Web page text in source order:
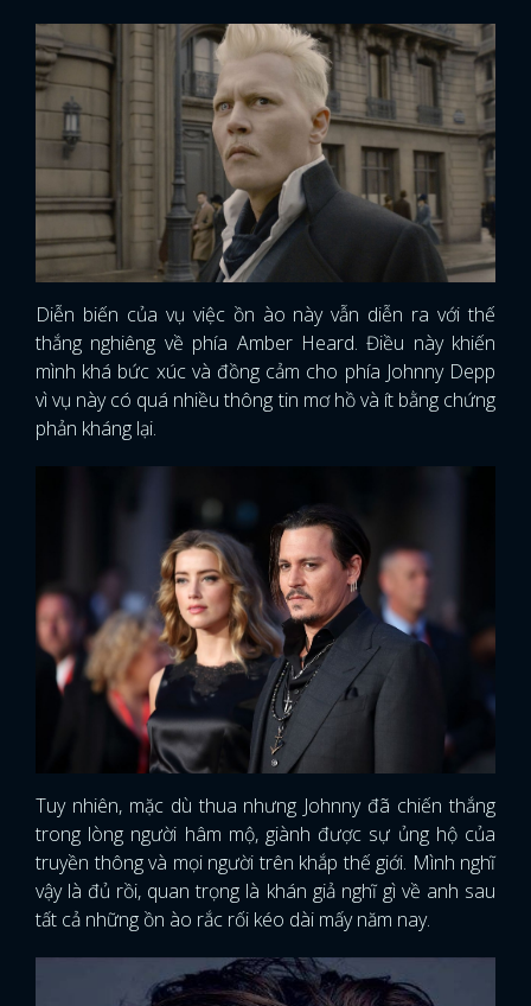
Diễn biến của vụ việc ồn ào này vẫn diễn ra với thế
thắng nghiêng về phía Amber Heard. Điều này khiến
mình khá bức xúc và đồng cảm cho phía Johnny Depp
vì vụ này có quá nhiều thông tin mơ hồ và ít bằng chứng
phản kháng lại.
Tuy nhiên, mặc dù thua nhưng Johnny đã chiến thắng
trong lòng người hâm mộ, giành được sự ủng hộ của
truyền thông và mọi người trên khắp thế giới. Mình nghĩ
vậy là đủ rồi, quan trọng là khán giả nghĩ gì về anh sau
tất cả những ồn ào rắc rối kéo dài mấy năm nay.